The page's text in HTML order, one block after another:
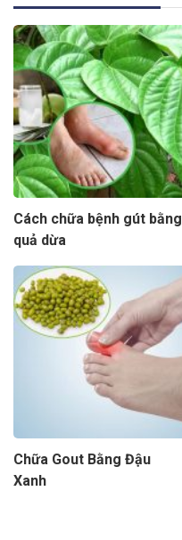
Cách chữa bệnh gút bằng
quả dừa
Chữa Gout Bằng Đậu
Xanh